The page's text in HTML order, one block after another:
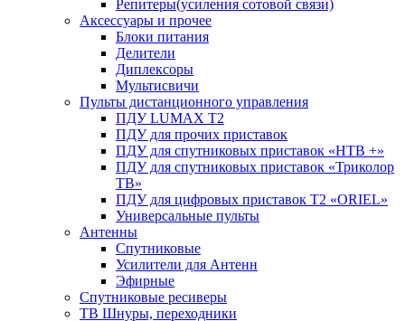
Репитеры(усиления сотовой связи)
Аксессуары и прочее
Блоки питания
Делители
Диплексоры
Мультисвичи
Пульты дистанционного управления
ПДУ LUMAX Т2
ПДУ для прочих приставок
ПДУ для спутниковых приставок «НТВ +»
ПДУ для спутниковых приставок «Триколор
ТВ»
ПДУ для цифровых приставок Т2 «ORIEL»
Универсальные пульты
Антенны
Спутниковые
Усилители для Антенн
Эфирные
Спутниковые ресиверы
ТВ Шнуры, переходники